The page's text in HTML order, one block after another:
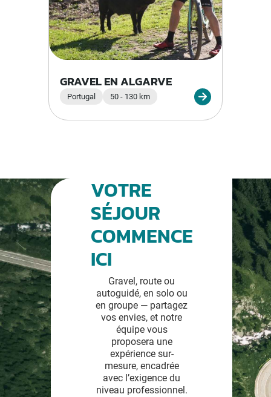
GRAVEL EN ALGARVE
Portugal 50 - 130 km
VOTRE
SÉJOUR
COMMENCE
ICI
Gravel, route ou
autoguidé, en solo ou
en groupe — partagez
vos envies, et notre
équipe vous
proposera une
expérience sur-
mesure, encadrée
avec l’exigence du
niveau professionnel.